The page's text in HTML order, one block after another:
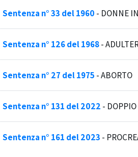
Sentenza n° 33 del 1960 - DONNE
Sentenza n° 126 del 1968-
Sentenza n° 27 del 1975 -ABORTO
Sentenza n° 131 del 2022 -
Sentenza n° 161 del 2023 -